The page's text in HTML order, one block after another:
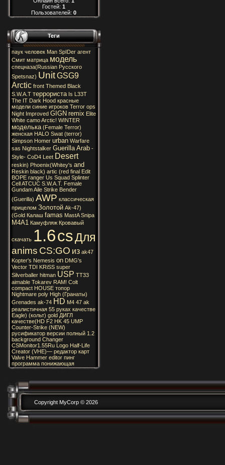
Гостей: 1
Пользователей: 0
Теги
паук человек Man SpIDer агент
Смит матрица модель
спецназа(Russian Русского
Spetsnaz) UnitGSG9
Arctic front Themed Black
S.W.A.T террориста Is L33T
The IT Dark Hood красные
модели синие игроков Terror ops
Night Improved GIGN remix Elite
White camoArctic! WINTER
моделька (Female Terror)
женская HALO Swat (terror)
Simpson Homer urban Warfare
sas Nightstalker Guerilla Arab -
Style- CoD4 Leet Desert
reskin) Phoenix(Whitey's and
Reskin black) artic (red final Edit
BOPE ranger Us Squad Splinter
CellATCUC S.W.A.T. Female
GundamAile Strike Bender
(Guerilla) AWP классическая
прицелом Золотой Ak-47)
(Gold Калаш famas MastA Snipa
M4A1 Камуфляж Кровавый
скачать 1.6csДля
anims CS:GO из ak47
Kopter's Nemesis on DMG's
Vector TDI KRiSS super
Silverballer hitman USP TT33
aimable Tokarev RAM! Colt
compact HOUSE топор
Nightmare poly High (Гранаты)
Grenades ak-74 HD M4 47 ak
реалистичная 55 руках качестве
Eagle) (кольт) gold ДИГЛ
качестве(HD F2 HK 45 UMP
Counter-Strike (NEW)
русификатор версии полный 1.2
background Changer
CSMonitor1.55Ru Logo Half-Life
Creator (VHE)— редактор карт
Valve Hammer editor пинг
программа понижающая
Copyright MyCorp © 2026